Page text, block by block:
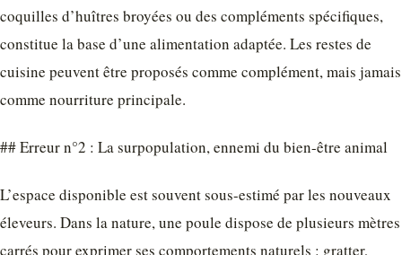
coquilles d’huîtres broyées ou des compléments spécifiques,
constitue la base d’une alimentation adaptée. Les restes de
cuisine peuvent être proposés comme complément, mais jamais
comme nourriture principale.
## Erreur n°2 : La surpopulation, ennemi du bien-être animal
L’espace disponible est souvent sous-estimé par les nouveaux
éleveurs. Dans la nature, une poule dispose de plusieurs mètres
carrés pour exprimer ses comportements naturels : gratter,